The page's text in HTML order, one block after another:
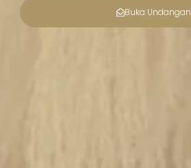
Buka Undangan